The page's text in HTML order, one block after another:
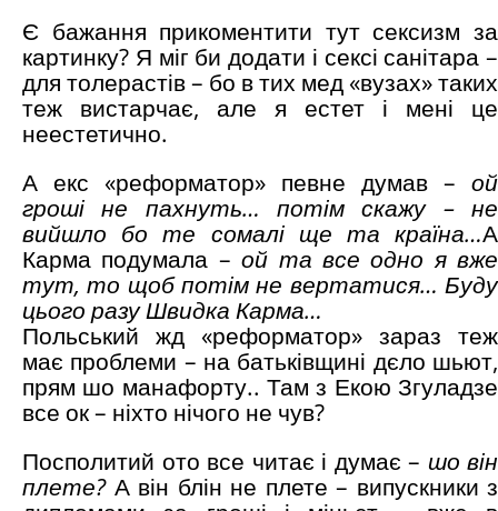
Є бажання прикоментити тут сексизм за
картинку? Я міг би додати і сексі санітара –
для толерастів – бо в тих мед «вузах» таких
теж вистарчає, але я естет і мені це
неестетично.
А екс «реформатор» певне думав – ой
гроші не пахнуть… потім скажу – не
вийшло бо те сомалі ще та країна…А
Карма подумала –ой та все одно я вже
тут, то щоб потім не вертатися… Буду
цього разу Швидка Карма…
Польський жд «реформатор» зараз теж
має проблеми – на батьківщині дєло шьют,
прям шо манафорту.. Там з Екою Згуладзе
все ок – ніхто нічого не чув?
Посполитий ото все читає і думає – шо він
плете? А він блін не плете – випускники з